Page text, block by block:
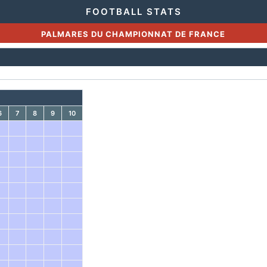
FOOTBALL STATS
PALMARES DU CHAMPIONNAT DE FRANCE
7 8 9 10